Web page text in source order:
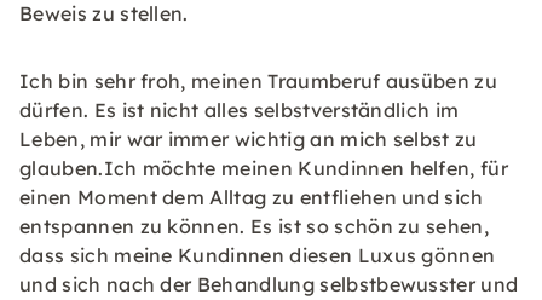
Beweis zu stellen.
Ich bin sehr froh, meinen Traumberuf ausüben zu
dürfen. Es ist nicht alles selbstverständlich im
Leben, mir war immer wichtig an mich selbst zu
glauben.Ich möchte meinen Kundinnen helfen, für
einen Moment dem Alltag zu entfliehen und sich
entspannen zu können. Es ist so schön zu sehen,
dass sich meine Kundinnen diesen Luxus gönnen
und sich nach der Behandlung selbstbewusster und